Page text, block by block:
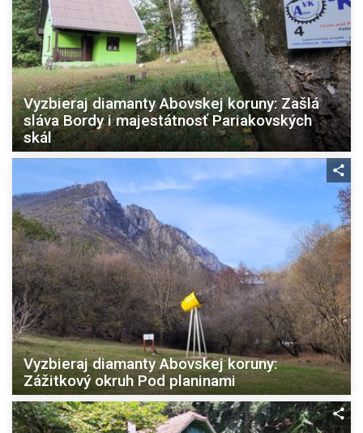
Vyzbieraj diamanty Abovskej koruny: Zašlá
sláva Bordy i majestátnosť Pariakovských
skál
Vyzbieraj diamanty Abovskej koruny:
Zážitkový okruh Pod planinami